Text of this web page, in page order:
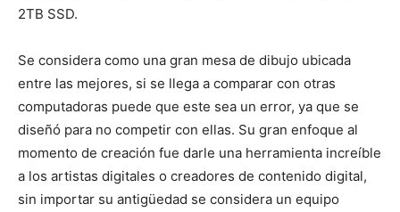
2TB SSD.
Se considera como una gran mesa de dibujo ubicada
entre las mejores, si se llega a comparar con otras
computadoras puede que este sea un error, ya que se
diseñó para no competir con ellas. Su gran enfoque al
momento de creación fue darle una herramienta increíble
a los artistas digitales o creadores de contenido digital,
sin importar su antigüedad se considera un equipo